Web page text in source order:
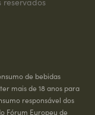
de bebidas
mais de 18 anos para
responsável dos
Fórum Europeu de